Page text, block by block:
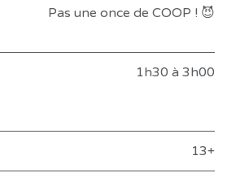
Pas une once de COOP ! 😈
1h30 à 3h00
13+